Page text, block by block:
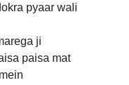
pyaar wali
ji
paisa mat